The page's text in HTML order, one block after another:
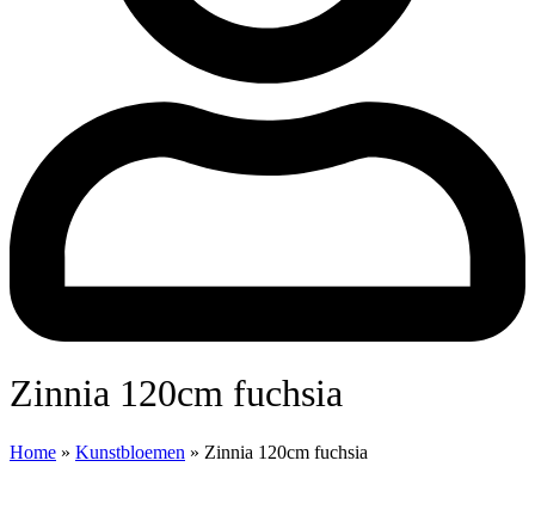
Zinnia 120cm fuchsia
Home » Kunstbloemen » Zinnia 120cm fuchsia